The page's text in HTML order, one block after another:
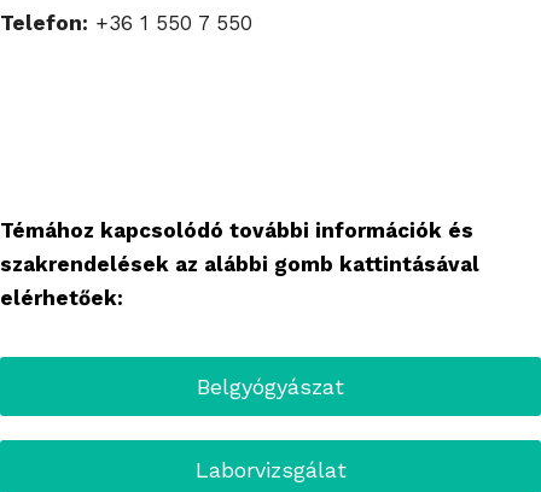
Telefon: +36 1 550 7 550
Témához kapcsolódó további információk és
szakrendelések az alábbi gomb kattintásával
elérhetőek:
Belgyógyászat
Laborvizsgálat